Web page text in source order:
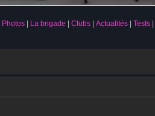
Photos La brigade Clubs Actualités Tests